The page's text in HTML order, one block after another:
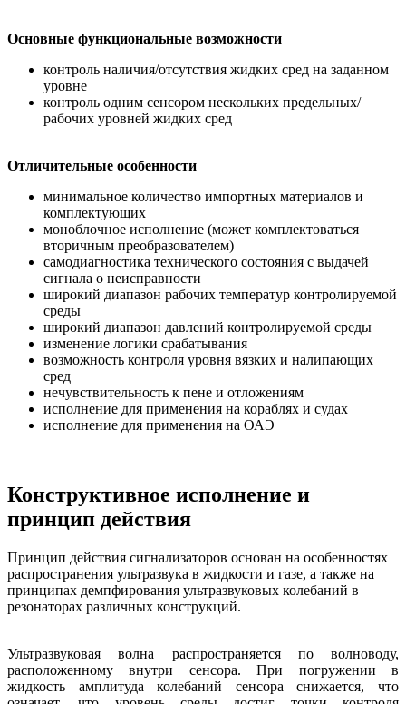
Основные функциональные возможности
контроль наличия/отсутствия жидких сред на заданном
уровне
контроль одним сенсором нескольких предельных/
рабочих уровней жидких сред
Отличительные особенности
минимальное количество импортных материалов и
комплектующих
моноблочное исполнение (может комплектоваться
вторичным преобразователем)
самодиагностика технического состояния с выдачей
сигнала о неисправности
широкий диапазон рабочих температур контролируемой
среды
широкий диапазон давлений контролируемой среды
изменение логики срабатывания
возможность контроля уровня вязких и налипающих
сред
нечувствительность к пене и отложениям
исполнение для применения на кораблях и судах
исполнение для применения на ОАЭ
Конструктивное исполнение и
принцип действия
Принцип действия сигнализаторов основан на особенностях
распространения ультразвука в жидкости и газе, а также на
принципах демпфирования ультразвуковых колебаний в
резонаторах различных конструкций.
Ультразвуковая волна распространяется по волноводу,
расположенному внутри сенсора. При погружении в
жидкость амплитуда колебаний сенсора снижается, что